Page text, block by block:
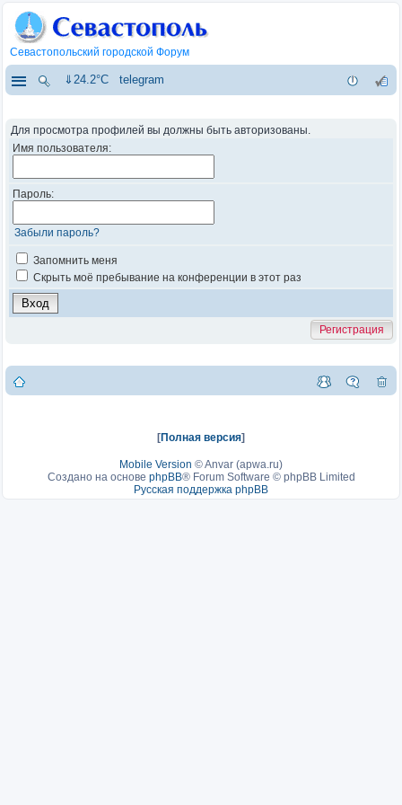
Севастопольский городской Форум
⇓24.2°C telegram
Для просмотра профилей вы должны быть авторизованы.
Имя пользователя:
Пароль:
Забыли пароль?
Запомнить меня
Скрыть моё пребывание на конференции в этот раз
Регистрация
[Полная версия]
Mobile Version ©Anvar (apwa.ru)
Создано на основе phpBB® Forum Software © phpBB Limited
Русская поддержка phpBB